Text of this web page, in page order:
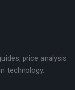
price analysis
technology.